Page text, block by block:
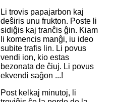
Li trovis papajarbon kaj
deŝiris unu frukton. Poste li
sidiĝis kaj tranĉis ĝin. Kiam
li komencis manĝi, iu ideo
subite trafis lin. Li povus
vendi ion, kio estas
bezonata de ĉiuj. Li povus
ekvendi saĝon ...!
Post kelkaj minutoj, li